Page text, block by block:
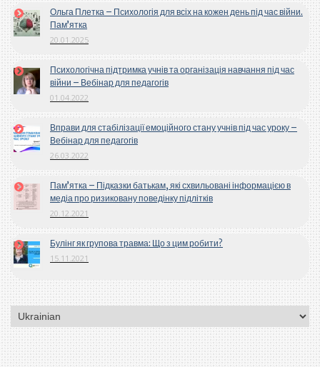
Ольга Плетка – Психологія для всіх на кожен день під час війни.
Пам’ятка
20.01.2025
Психологічна підтримка учнів та організація навчання під час
війни – Вебінар для педагогів
01.04.2022
Вправи для стабілізації емоційного стану учнів під час уроку –
Вебінар для педагогів
26.03.2022
Пам’ятка – Підказки батькам, які схвильовані інформацією в
медіа про ризиковану поведінку підлітків
20.12.2021
Булінг як групова травма: Що з цим робити?
15.11.2021
Вибрати
мову